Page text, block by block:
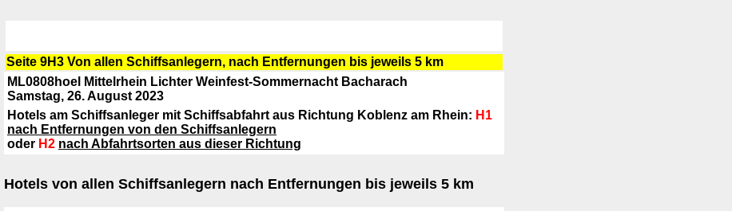
Seite 9H3 Von allen Schiffsanlegern, nach Entfernungen bis jeweils 5 km
ML0808hoel Mittelrhein Lichter Weinfest-Sommernacht Bacharach
Samstag, 26. August 2023
Hotels am Schiffsanleger mit Schiffsabfahrt aus Richtung Koblenz am Rhein: H1
nach Entfernungen von den Schiffsanlegern
oder H2 nach Abfahrtsorten aus dieser Richtung
Hotels von allen Schiffsanlegern nach Entfernungen bis jeweils 5 km